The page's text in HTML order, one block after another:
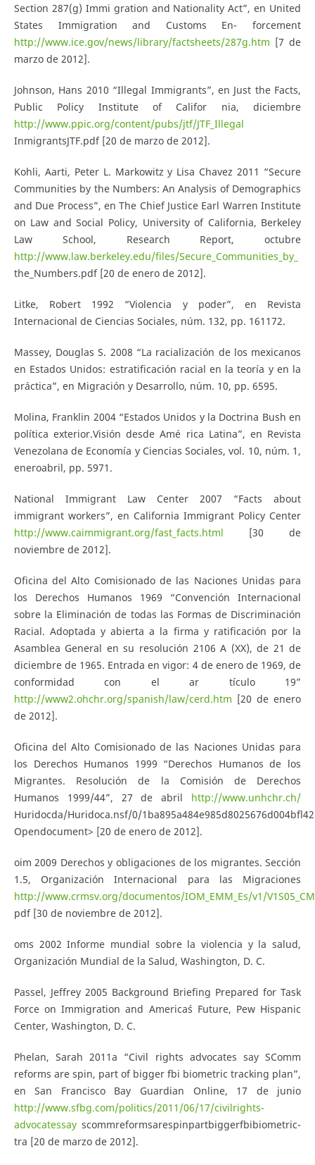
Section 287(g) Immi­ gration and Nationality Act”, en United
States Immigration and Customs En- forcement
http://www.ice.gov/news/library/factsheets/287g.htm [7 de
marzo de 2012].
Johnson, Hans 2010 “Illegal Immigrants”, en Just the Facts,
Public Policy Institute of Califor­ nia, diciembre
http://www.ppic.org/content/pubs/jtf/JTF_Illegal
InmigrantsJTF.pdf [20 de marzo de 2012].
Kohli, Aarti, Peter L. Markowitz y Lisa Chavez 2011 “Secure
Communities by the Numbers: An Analysis of Demographics
and Due Process”, en The Chief Justice Earl Warren Institute
on Law and Social Policy, University of California, Berkeley
Law School, Research Report, octubre
http://www.law.berkeley.edu/files/Secure_Communities_by_
the_Numbers.pdf [20 de enero de 2012].
Litke, Robert 1992 “Violencia y poder”, en Revista
Internacional de Ciencias Sociales, núm. 132, pp. 161­172.
Massey, Douglas S. 2008 “La racialización de los mexicanos
en Estados Unidos: estratificación racial en la teoría y en la
práctica”, en Migración y Desarrollo, núm. 10, pp. 65­95.
Molina, Franklin 2004 “Estados Unidos y la Doctrina Bush en
política exterior.Visión desde Amé­ rica Latina”, en Revista
Venezolana de Economía y Ciencias Sociales, vol. 10, núm. 1,
enero­abril, pp. 59­71.
National Immigrant Law Center 2007 “Facts about
immigrant workers”, en California Immigrant Policy Center
http://www.caimmigrant.org/fast_facts.html [30 de
noviembre de 2012].
Oficina del Alto Comisionado de las Naciones Unidas para
los Derechos Humanos 1969 “Convención Internacional
sobre la Eliminación de todas las Formas de Discriminación
Racial. Adoptada y abierta a la firma y ratificación por la
Asamblea General en su resolución 2106 A (XX), de 21 de
diciembre de 1965. Entrada en vigor: 4 de enero de 1969, de
conformidad con el ar­ tículo 19”
http://www2.ohchr.org/spanish/law/cerd.htm [20 de enero
de 2012].
Oficina del Alto Comisionado de las Naciones Unidas para
los Derechos Humanos 1999 “Derechos Humanos de los
Migrantes. Resolución de la Comisión de Derechos
Humanos 1999/44”, 27 de abril http://www.unhchr.ch/
Huridocda/Huridoca.nsf/0/
Opendocument> [20 de enero de 2012].
oim 2009 Derechos y obligaciones de los migrantes. Sección
1.5, Organización Internacional para las Migraciones
http://www.crmsv.org/documentos/IOM_EMM_Es/v1/V1S05_CM
pdf [30 de noviembre de 2012].
oms 2002 Informe mundial sobre la violencia y la salud,
Organización Mundial de la Salud, Washington, D. C.
Passel, Jeffrey 2005 Background Briefing Prepared for Task
Force on Immigration and America´s Future, Pew Hispanic
Center, Washington, D. C.
Phelan, Sarah 2011a “Civil rights advocates say S­Comm
reforms are spin, part of bigger fbi biometric tracking plan”,
en San Francisco Bay Guardian Online, 17 de junio
http://www.sfbg.com/politics/2011/06/17/civil­rights­
advocates­say­s­comm­reforms­are­spin­part­bigger­fbi­biometric­
tra [20 de marzo de 2012].